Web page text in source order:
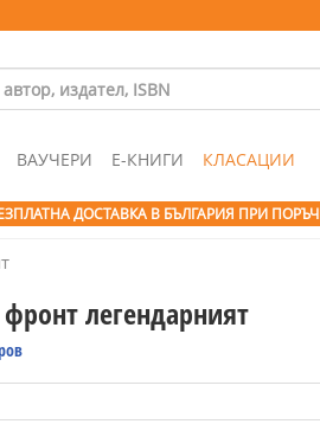
ВАУЧЕРИ Е-КНИГИ КЛАСАЦИИ
ДОСТАВКА В БЪЛГАРИЯ ПРИ
легендарният